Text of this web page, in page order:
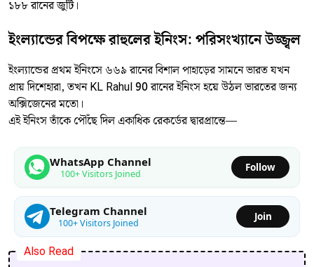
১৮৮ রানের জুটি।
ইংল্যান্ডের বিপক্ষে রাহুলের ইনিংস: পরিসংখ্যানে উজ্জ্বল
ইংল্যান্ডের প্রথম ইনিংসে ৬৬৯ রানের বিশাল পাহাড়ের সামনে ভারত যখন
প্রায় দিশেহারা, তখন KL Rahul 90 রানের ইনিংস হয়ে উঠল ভারতের জন্য
অক্সিজেনের মতো।
এই ইনিংস তাঁকে পৌঁছে দিল একাধিক রেকর্ডের দ্বারপ্রান্তে—
WhatsApp Channel
100+ Visitors Joined
Follow
Telegram Channel
100+ Visitors Joined
Join
Also Read